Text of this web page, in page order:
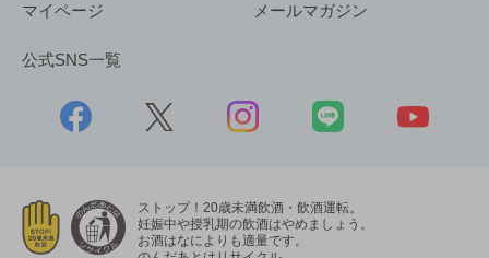
マイページ メールマガジン
公式SNS一覧
ストップ！20歳未満飲酒・飲酒運転。
妊娠中や授乳期の飲酒はやめましょう。
お酒はなによりも適量です。